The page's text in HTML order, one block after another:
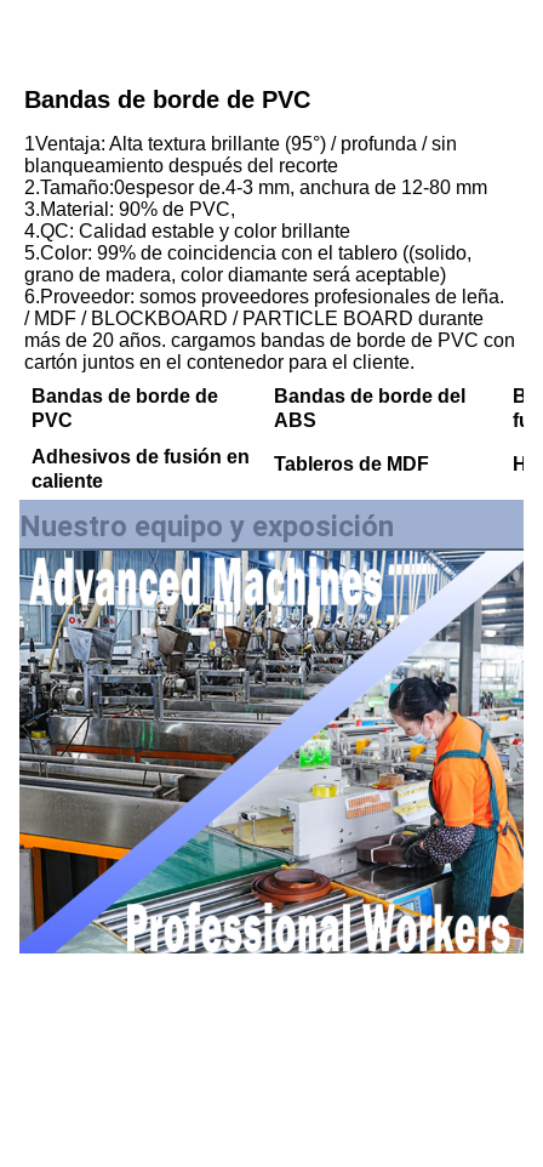
Bandas de borde de PVC
1Ventaja: Alta textura brillante (95°) / profunda / sin
blanqueamiento después del recorte
2.Tamaño:0espesor de.4-3 mm, anchura de 12-80 mm
3.Material: 90% de PVC,
4.QC: Calidad estable y color brillante
5.Color: 99% de coincidencia con el tablero ((solido,
grano de madera, color diamante será aceptable)
6.Proveedor: somos proveedores profesionales de leña.
/ MDF / BLOCKBOARD / PARTICLE BOARD durante
más de 20 años. cargamos bandas de borde de PVC con
cartón juntos en el contenedor para el cliente.
Bandas de borde de
PVC
Bandas de borde del
ABS
Adhesivos de fusión en
caliente
Tableros de MDF
Nuestro equipo y exposición